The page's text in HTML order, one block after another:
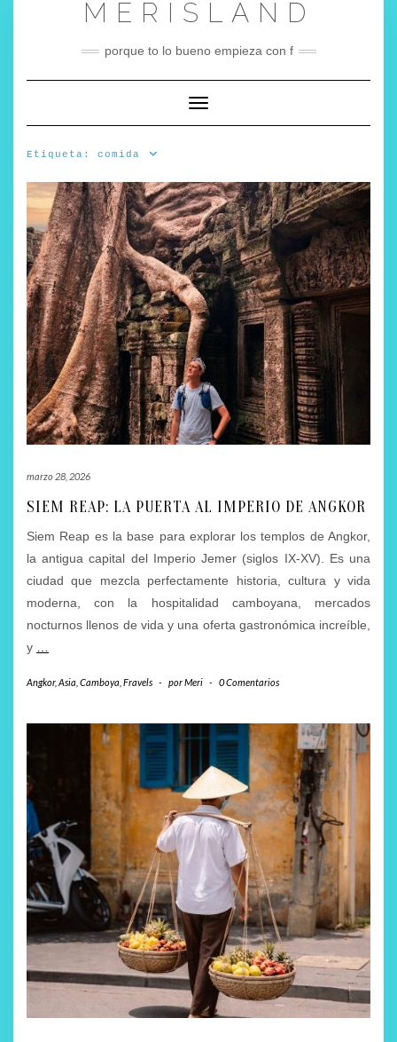
MERISLAND
porque to lo bueno empieza con f
Cambiar modo de navegación
Etiqueta: comida
marzo 28, 2026
SIEM REAP: LA PUERTA AL IMPERIO DE ANGKOR
Siem Reap es la base para explorar los templos de Angkor,
la antigua capital del Imperio Jemer (siglos IX-XV). Es una
ciudad que mezcla perfectamente historia, cultura y vida
moderna, con la hospitalidad camboyana, mercados
nocturnos llenos de vida y una oferta gastronómica increíble,
y
Angkor, Asia Camboya Fravels - porMeri - 0 Comentarios